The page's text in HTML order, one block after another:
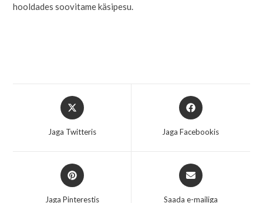
hooldades soovitame käsipesu.
Jaga Twitteris Jaga Facebookis
Jaga Pinterestis Saada e-mailiga